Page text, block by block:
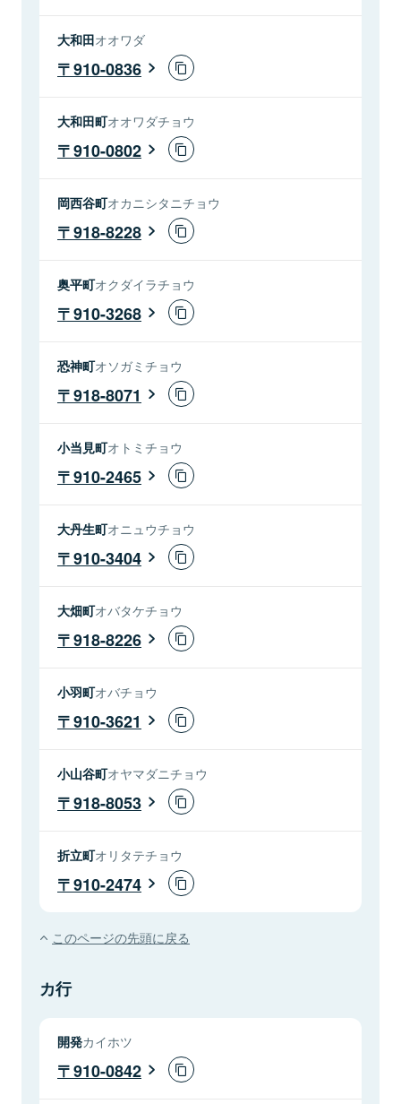
大和田オオワダ
910-0836
大和田町オオワダチョウ
910-0802
岡西谷町オカニシタニチョウ
918-8228
奥平町オクダイラチョウ
910-3268
恐神町オソガミチョウ
918-8071
小当見町オトミチョウ
910-2465
大丹生町オニュウチョウ
910-3404
大畑町オバタケチョウ
918-8226
小羽町オバチョウ
910-3621
小山谷町オヤマダニチョウ
918-8053
折立町オリタテチョウ
910-2474
このページの先頭に戻る
カ行
開発カイホツ
910-0842